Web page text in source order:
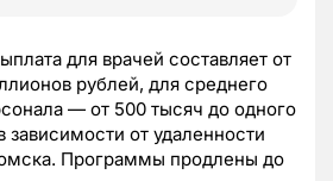
для врачей составляет от
рублей, для среднего
— от 500 тысяч до одного
от удаленности
Программы продлены до